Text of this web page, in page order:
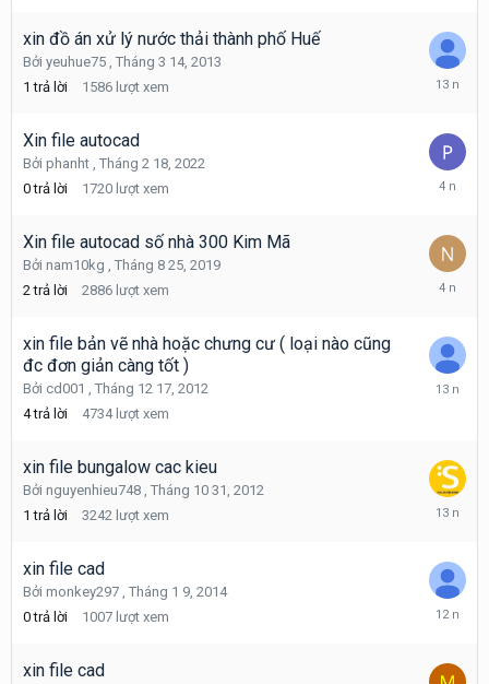
2014
xin đồ án xử lý nước thải thành phố Huế
Bởi yeuhue75 , Tháng 3 14, 2013
1 trả lời 1586 lượt xem
Tháng
2013
Xin file autocad
Bởi phanht , Tháng 2 18, 2022
0 trả lời 1720 lượt xem
Tháng
2022
Xin file autocad số nhà 300 Kim Mã
Bởi nam10kg , Tháng 8 25, 2019
2 trả lời 2886 lượt xem
Tháng
2022
xin file bản vẽ nhà hoặc chưng cư ( loại nào cũng
đc đơn giản càng tốt )
Bởi cd001 , Tháng 12 17, 2012
4 trả lời 4734 lượt xem
Tháng
xin file bungalow cac kieu
Bởi nguyenhieu748 , Tháng 10 31, 2012
1 trả lời 3242 lượt xem
Tháng
2013
xin file cad
Bởi monkey297 , Tháng 1 9, 2014
0 trả lời 1007 lượt xem
Tháng
2014
xin file cad